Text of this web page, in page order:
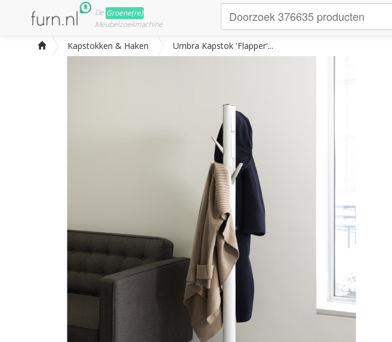
De Groene(re)
Meubelzoekmachine
Kapstokken & Haken Umbra Kapstok 'Flapper'...